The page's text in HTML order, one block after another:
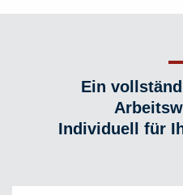
Ein
Individuell für